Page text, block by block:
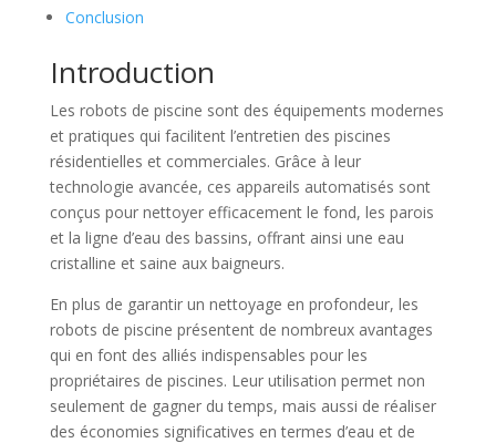
Conclusion
Introduction
Les robots de piscine sont des équipements modernes
et pratiques qui facilitent l’entretien des piscines
résidentielles et commerciales. Grâce à leur
technologie avancée, ces appareils automatisés sont
conçus pour nettoyer efficacement le fond, les parois
et la ligne d’eau des bassins, offrant ainsi une eau
cristalline et saine aux baigneurs.
En plus de garantir un nettoyage en profondeur, les
robots de piscine présentent de nombreux avantages
qui en font des alliés indispensables pour les
propriétaires de piscines. Leur utilisation permet non
seulement de gagner du temps, mais aussi de réaliser
des économies significatives en termes d’eau et de